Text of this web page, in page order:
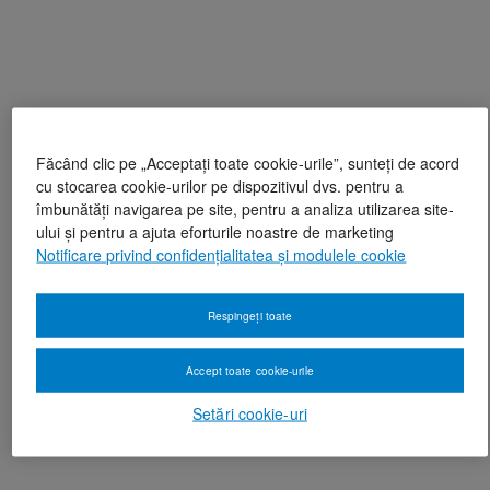
Făcând clic pe „Acceptați toate cookie-urile”, sunteți de acord
cu stocarea cookie-urilor pe dispozitivul dvs. pentru a
îmbunătăți navigarea pe site, pentru a analiza utilizarea site-
ului și pentru a ajuta eforturile noastre de marketing
Notificare privind confidențialitatea și modulele cookie
Setări cookie-uri
Respingeți toate
Accept toate cookie-urile